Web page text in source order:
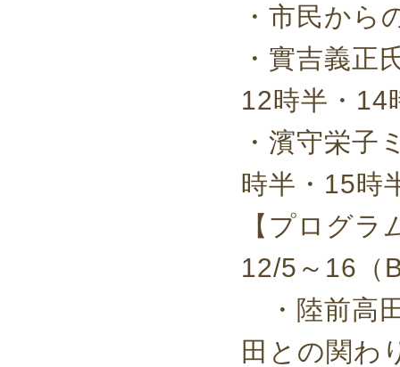
・市民から
・實吉義正
12時半・14
・濱守栄子
時半・15時
【プログラ
12/5～16（
・陸前高
田との関わ